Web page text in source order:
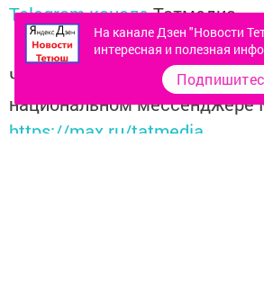
Telegram-каналеТатмедиа
Читайте новости Татарстана
национальном мессенджере
https://max.ru/tatmedia
На канале Дзен "Новости
интересная и полезная